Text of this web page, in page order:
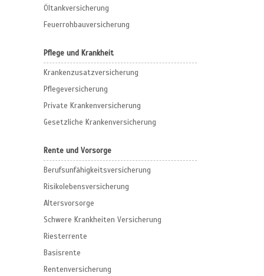
Öltankversicherung
Feuerrohbauversicherung
Pflege und Krankheit
Krankenzusatzversicherung
Pflegeversicherung
Private Krankenversicherung
Gesetzliche Krankenversicherung
Rente und Vorsorge
Berufs­unfähigkeitsversicherung
Risikolebensversicherung
Altersvorsorge
Schwere Krankheiten Versicherung
Riesterrente
Basisrente
Rentenversicherung